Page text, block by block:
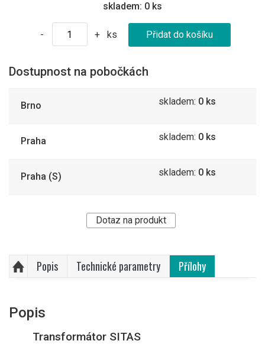
skladem: 0 ks
- + ks
Dostupnost na pobočkách
Brno skladem: 0 ks
Praha skladem: 0 ks
Praha (S) skladem: 0 ks
Dotaz na produkt
Popis Technické parametry Přílohy
Popis
Transformátor SITAS